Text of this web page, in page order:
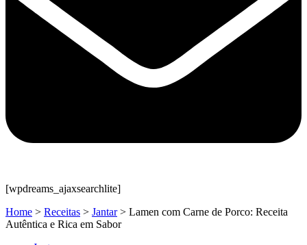
[wpdreams_ajaxsearchlite]
Home > Receitas > Jantar> Lamen com Carne de Porco: Receita
Autêntica e Rica em Sabor